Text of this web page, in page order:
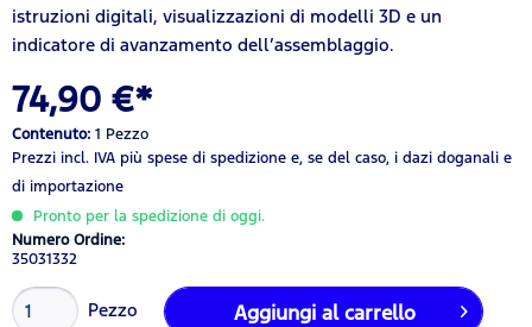
istruzioni digitali, visualizzazioni di modelli 3D e un
indicatore di avanzamento dell’assemblaggio.
74,90 €*
Contenuto: 1 Pezzo
Prezzi incl. IVA più spese di spedizione e, se del caso, i dazi doganali e
di importazione
Pronto per la spedizione di oggi.
Numero Ordine:
35031332
Pezzo Aggiungi al carrello